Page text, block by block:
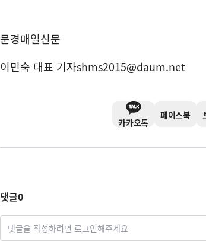
문경매일신문
이민숙 대표 기자shms2015@daum.net
카카오톡
페이스북
댓글0
댓글을 작성하려면 로그인해주세요